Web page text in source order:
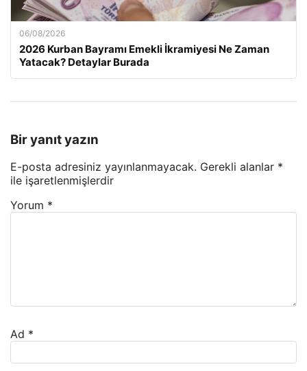
06/08/2026
2026 Kurban Bayramı Emekli İkramiyesi Ne Zaman
Yatacak? Detaylar Burada
Bir yanıt yazın
E-posta adresiniz yayınlanmayacak. Gerekli alanlar *
ile işaretlenmişlerdir
Yorum *
Ad *